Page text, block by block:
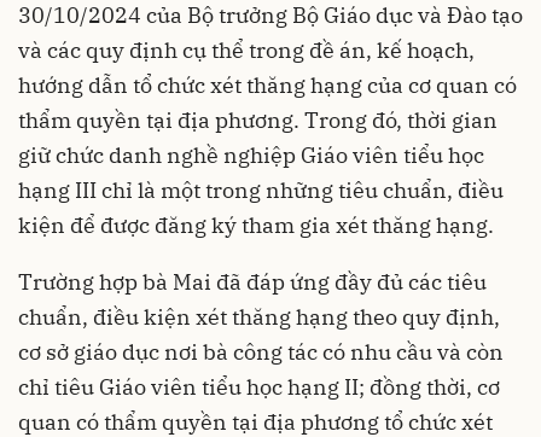
30/10/2024 của Bộ trưởng Bộ Giáo dục và Đào tạo
và các quy định cụ thể trong đề án, kế hoạch,
hướng dẫn tổ chức xét thăng hạng của cơ quan có
thẩm quyền tại địa phương. Trong đó, thời gian
giữ chức danh nghề nghiệp Giáo viên tiểu học
hạng III chỉ là một trong những tiêu chuẩn, điều
kiện để được đăng ký tham gia xét thăng hạng.
Trường hợp bà Mai đã đáp ứng đầy đủ các tiêu
chuẩn, điều kiện xét thăng hạng theo quy định,
cơ sở giáo dục nơi bà công tác có nhu cầu và còn
chỉ tiêu Giáo viên tiểu học hạng II; đồng thời, cơ
quan có thẩm quyền tại địa phương tổ chức xét